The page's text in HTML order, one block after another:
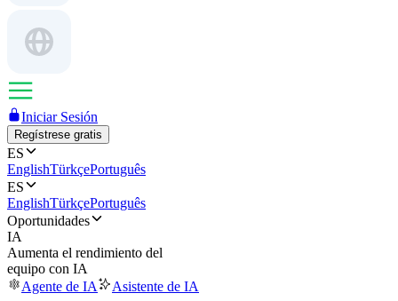
Iniciar Sesión
Regístrese gratis
ES
EnglishTürkçePortuguês
ES
EnglishTürkçePortuguês
Oportunidades
IA
Aumenta el rendimiento del
equipo con IA
Agente de IA
Asistente de IA